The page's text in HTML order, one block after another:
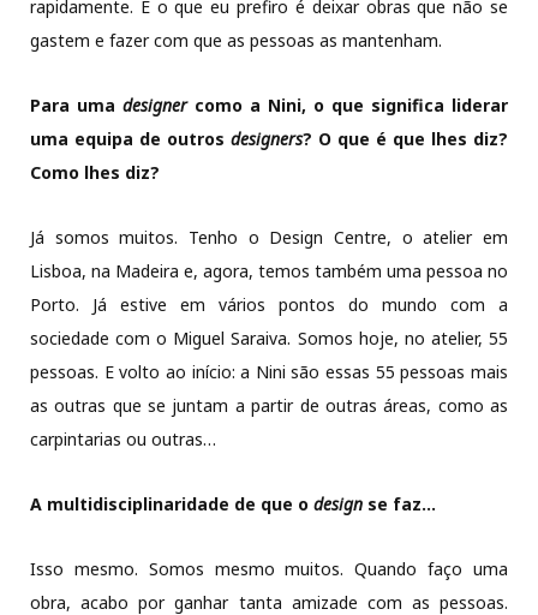
rapidamente. E o que eu prefiro é deixar obras que não se
gastem e fazer com que as pessoas as mantenham.
Para uma designercomo a Nini, o que significa liderar
uma equipa de outros designers? O que é que lhes diz?
Como lhes diz?
Já somos muitos. Tenho o Design Centre, o atelier em
Lisboa, na Madeira e, agora, temos também uma pessoa no
Porto. Já estive em vários pontos do mundo com a
sociedade com o Miguel Saraiva. Somos hoje, no atelier, 55
pessoas. E volto ao início: a Nini são essas 55 pessoas mais
as outras que se juntam a partir de outras áreas, como as
carpintarias ou outras…
A multidisciplinaridade de que o design se faz…
Isso mesmo. Somos mesmo muitos. Quando faço uma
obra, acabo por ganhar tanta amizade com as pessoas.